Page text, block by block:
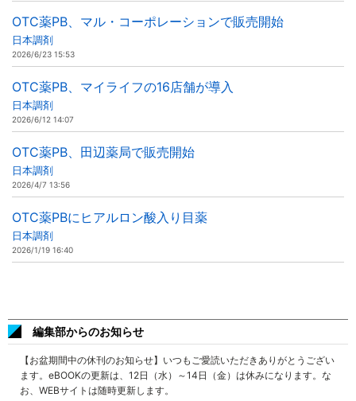
OTC薬PB、マル・コーポレーションで販売開始
日本調剤
2026/6/23 15:53
OTC薬PB、マイライフの16店舗が導入
日本調剤
2026/6/12 14:07
OTC薬PB、田辺薬局で販売開始
日本調剤
2026/4/7 13:56
OTC薬PBにヒアルロン酸入り目薬
日本調剤
2026/1/19 16:40
編集部からのお知らせ
【お盆期間中の休刊のお知らせ】いつもご愛読いただきありがとうござい
ます。eBOOKの更新は、12日（水）～14日（金）は休みになります。な
お、WEBサイトは随時更新します。